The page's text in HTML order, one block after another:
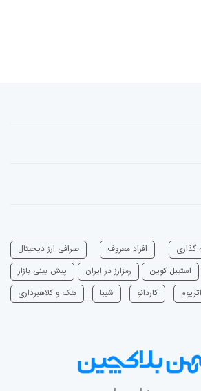
گذاری افراد معروف
صرافی ارز دیجیتال
استیبل کوین رمزارز در ایران
پیش بینی بازار
اتریوم ‌کاردانو شیبا هک و کلاهبرداری